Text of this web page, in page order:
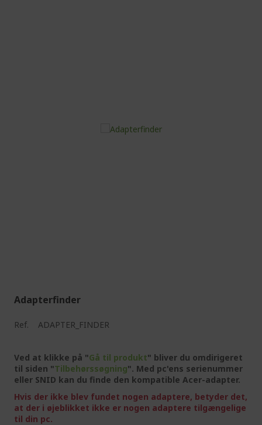
Adapterfinder
Ref. ADAPTER_FINDER
Ved at klikke på "Gå til produkt" bliver du omdirigeret
til siden "Tilbehørssøgning". Med pc'ens serienummer
eller SNID kan du finde den kompatible Acer-adapter.
Hvis der ikke blev fundet nogen adaptere, betyder det,
at der i øjeblikket ikke er nogen adaptere tilgængelige
til din pc.